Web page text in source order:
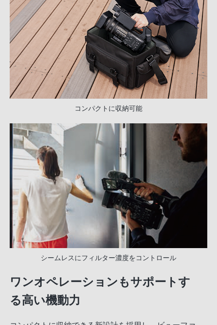
コンパクトに収納可能
シームレスにフィルター濃度をコントロール
ワンオペレーションもサポートす
る高い機動力